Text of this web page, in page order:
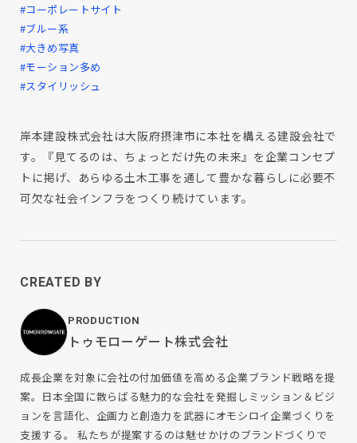
#コーポレートサイト
#ブルー系
#大きめ写真
#モーション多め
#スタイリッシュ
岸本建設株式会社は大阪府摂津市に本社を構える建設会社で
す。『見てるのは、ちょっとだけ先の未来』を企業コンセプ
トに掲げ、あらゆる土木工事を通して豊かな暮らしに必要不
可欠な社会インフラをつくり続けています。
CREATED BY
PRODUCTION
トゥモローゲート株式会社
成長企業を対象に会社の付加価値を高める企業ブランド戦略を提
案。日本全国に散らばる魅力的な会社を発掘しミッション＆ビジ
ョンを言語化、企画力と創造力を武器にオモシロイ企業づくりを
支援する。 私たちが提案するのは魅せかけのブランドづくりで